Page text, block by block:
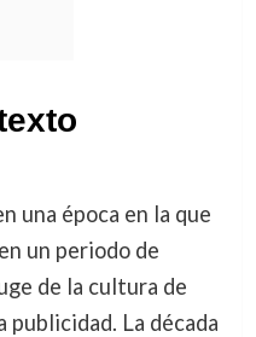
una época en la que
un periodo de
de la cultura de
publicidad. La década